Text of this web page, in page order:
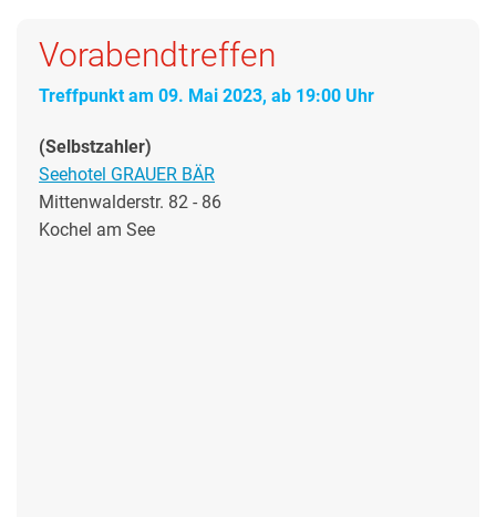
Vorabendtreffen
Treffpunkt am 09. Mai 2023, ab 19:00 Uhr
(Selbstzahler)
Seehotel GRAUER BÄR
Mittenwalderstr. 82 - 86
Kochel am See